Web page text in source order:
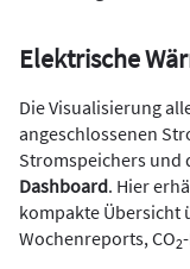
Elektrische
Die Visualisierung
angeschlossenen
Stromspeichers und
Dashboard. Hier
kompakte Übersicht
Wochenreports, CO2